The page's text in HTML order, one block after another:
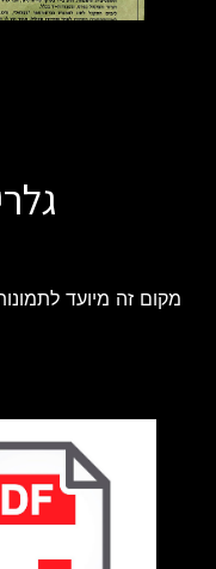
מקום זה מיועד